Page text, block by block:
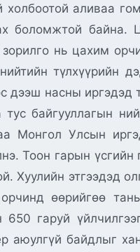
холбоотой аливаа
боломжтой
нь цахим
түлхүүрийн
дээш насны иргэдэд
тус байгууллагын
Монгол Улсын
Тоон гарын
Хуулийн этгээдэд
өөрийгөө
650 гаруй
байдлыг